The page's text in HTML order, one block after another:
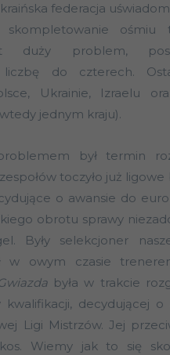
federacja
ośmiu
duży problem,
do czterech.
Ukrainie, Izraelu
jednym kraju).
był termin
toczyło już
o awansie do
obrotu sprawy
Były selekcjoner
w owym czasie
była w trakcie
kwalifikacji, decydującej o
Ligi Mistrzów. Jej
Wiemy jak to się